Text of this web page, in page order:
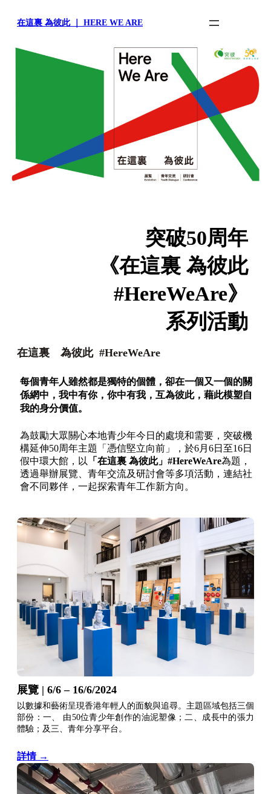
在這裏 為彼此 ｜ HERE WE ARE
突破50周年
《在這裏 為彼此
#HereWeAre》
系列活動
在這裏 為彼此 #HereWeAre
每個青年人雖然都是獨特的個體，卻在一個又一個的關
係網中，我中有你，你中有我，互為彼此，藉此模塑自
我的身分價值。
為鼓勵大眾關心本地青少年今日的處境和需要，突破機
構延伸50周年主題「憑信堅立向前」，於6月6日至16日
假中環大館，以
「在這裏 為彼此」 #HereWeAre為題，
透過舉辦展覽、青年交流及研討會等多項活動，連結社
會不同夥伴，一起探索青年工作新方向。
展覽 | 6/6 – 16/6/2024
以數據和藝術呈現香港年輕人的面貌與追尋。主題區域包括三個
部份：一、 由50位青少年創作的油泥塑像；二、成長中的張力
體驗；及三、青年分享平台。
詳情 →